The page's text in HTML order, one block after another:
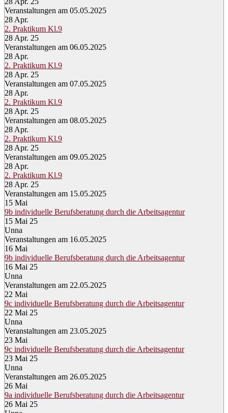
Veranstaltungen am 05.05.2025
28 Apr.
2. Praktikum Kl.9
28 Apr. 25
Veranstaltungen am 06.05.2025
28 Apr.
2. Praktikum Kl.9
28 Apr. 25
Veranstaltungen am 07.05.2025
28 Apr.
2. Praktikum Kl.9
28 Apr. 25
Veranstaltungen am 08.05.2025
28 Apr.
2. Praktikum Kl.9
28 Apr. 25
Veranstaltungen am 09.05.2025
28 Apr.
2. Praktikum Kl.9
28 Apr. 25
Veranstaltungen am 15.05.2025
15 Mai
9b individuelle Berufsberatung durch die Arbeitsagentur
15 Mai 25
Unna
Veranstaltungen am 16.05.2025
16 Mai
9b individuelle Berufsberatung durch die Arbeitsagentur
16 Mai 25
Unna
Veranstaltungen am 22.05.2025
22 Mai
9c individuelle Berufsberatung durch die Arbeitsagentur
22 Mai 25
Unna
Veranstaltungen am 23.05.2025
23 Mai
9c individuelle Berufsberatung durch die Arbeitsagentur
23 Mai 25
Unna
Veranstaltungen am 26.05.2025
26 Mai
9a individuelle Berufsberatung durch die Arbeitsagentur
26 Mai 25